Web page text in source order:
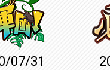
07/31